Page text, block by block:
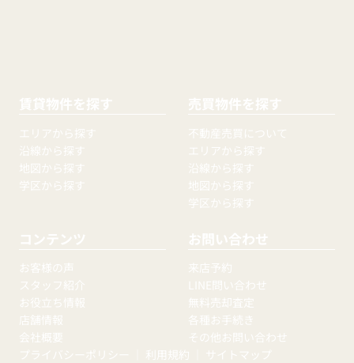
賃貸物件を探す
エリアから探す
沿線から探す
地図から探す
学区から探す
売買物件を探す
不動産売買について
エリアから探す
沿線から探す
地図から探す
学区から探す
コンテンツ
お客様の声
スタッフ紹介
お役立ち情報
店舗情報
会社概要
お問い合わせ
来店予約
LINE問い合わせ
無料売却査定
各種お手続き
その他お問い合わせ
プライバシーポリシー
利用規約
サイトマップ